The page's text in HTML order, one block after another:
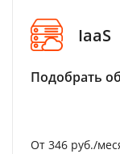
IaaS
Подобрать
От 346 руб./